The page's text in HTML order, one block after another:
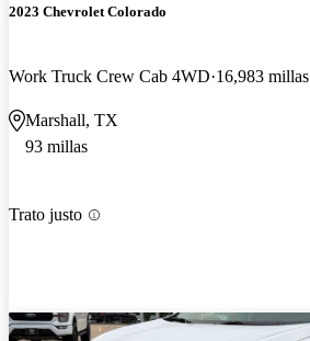
2023 Chevrolet Colorado
Work Truck Crew Cab 4WD 16,983 millas
Marshall, TX
93 millas
Trato justo